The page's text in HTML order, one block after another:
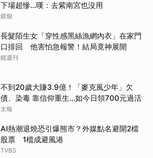
下場超慘...嘆：去紫南宮也沒用
鏡報
長髮陌生女「穿性感黑絲漁網內衣」在家門
口排回 他害怕急報警！結局竟神展開
鏡週刊
不到20歲大賺3.9億！「麥克風少年」欠
債、染毒 靠信仰重生...如今日領700元過活
太報
AI熱潮退燒恐引爆熊市？外媒點名避開2檔
股票 1檔成避風港
TVBS